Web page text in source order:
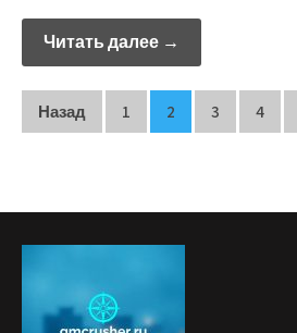
Читать далее →
Пагинация
Назад 1 2 3 4